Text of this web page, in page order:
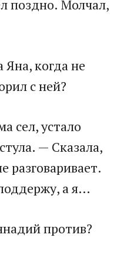
поздно. Молчал,
когда не
с ней?
сел, устало
— Сказала,
разговаривает.
а я…
против?